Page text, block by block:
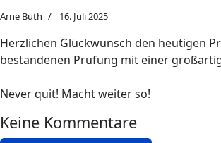
Arne Buth 16. Juli 2025
Herzlichen Glückwunsch den heutigen
bestandenen Prüfung mit einer
Never quit! Macht weiter so!
Keine Kommentare